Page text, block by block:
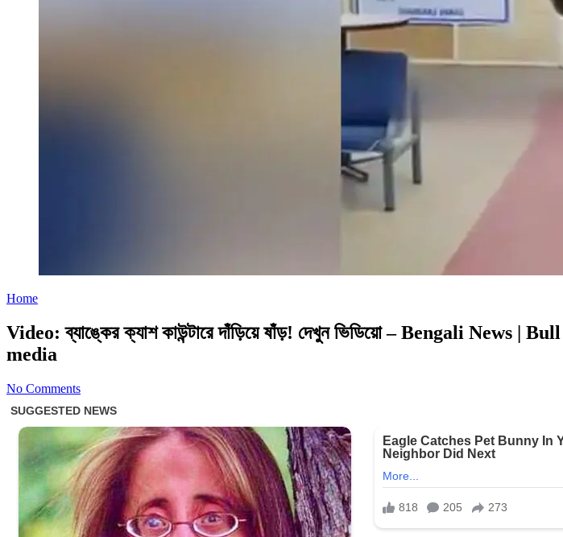
Home
Video: ব্যাঙ্কের ক্যাশ কাউন্টারে দাঁড়িয়ে ষাঁড়! দেখুন ভিডিয়ো – Bengali
media
No Comments